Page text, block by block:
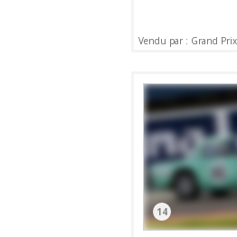
Vendu par : Grand Prix
14